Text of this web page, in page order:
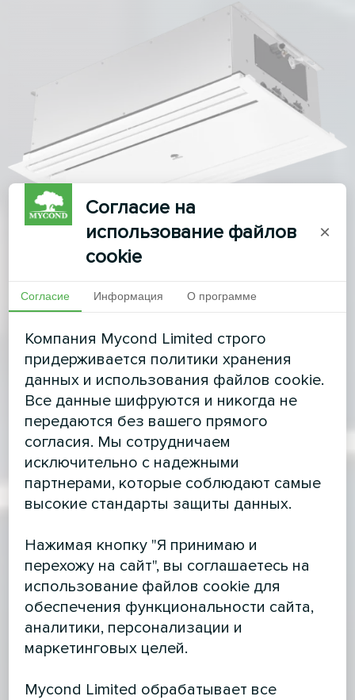
Согласие на
использование файлов
cookie
×
Согласие Информация О программе
Компания Mycond Limited строго
придерживается политики хранения
данных и использования файлов cookie.
Все данные шифруются и никогда не
передаются без вашего прямого
согласия. Мы сотрудничаем
исключительно с надежными
партнерами, которые соблюдают самые
высокие стандарты защиты данных.
Нажимая кнопку "Я принимаю и
перехожу на сайт", вы соглашаетесь на
использование файлов cookie для
обеспечения функциональности сайта,
аналитики, персонализации и
маркетинговых целей.
Mycond Limited обрабатывает все